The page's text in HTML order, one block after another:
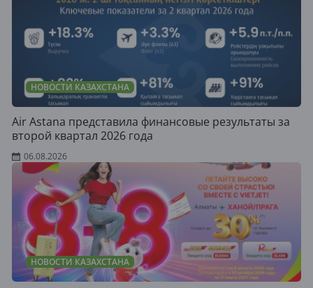
НОВОСТИ КАЗАХСТАНА
Air Astana представила финансовые результаты за
второй квартал 2026 года
06.08.2026
НОВОСТИ КАЗАХСТАНА